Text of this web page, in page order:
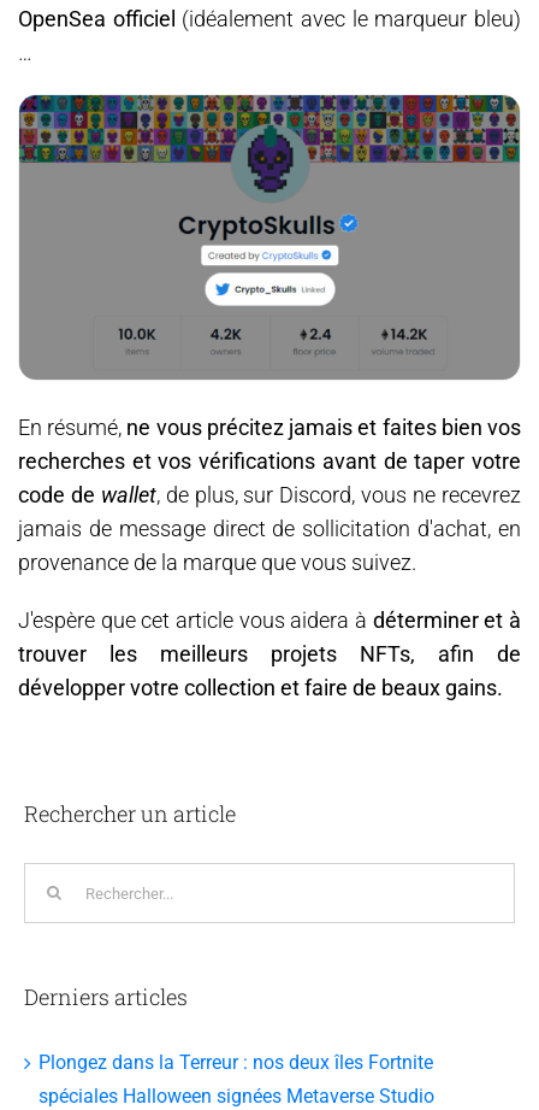
OpenSea officiel (idéalement avec le marqueur bleu)
…
En résumé, ne vous précitez jamais et faites bien vos
recherches et vos vérifications avant de taper votre
code de wallet, de plus, sur Discord, vous ne recevrez
jamais de message direct de sollicitation d'achat, en
provenance de la marque que vous suivez.
J'espère que cet article vous aidera à déterminer et à
trouver les meilleurs projets NFTs, afin de
développer votre collection et faire de beaux gains.
Rechercher un article
Rechercher:
Derniers articles
Plongez dans la Terreur : nos deux îles Fortnite
spéciales Halloween signées Metaverse Studio